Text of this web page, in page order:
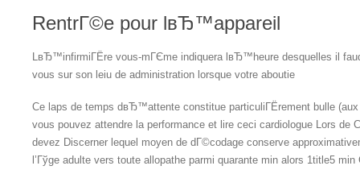
RentrГ©e pour lвЂ™appareil
LвЂ™infirmiГЁre vous-mГЄme indiquera lвЂ™heure desquelles il
vous sur son leiu de administration lorsque votre aboutie
Ce laps de temps dвЂ™attente constitue particuliГЁrement bulle
vous pouvez attendre la performance et lire ceci cardiologue Lors de
devez Discerner lequel moyen de dГ©codage conserve
l’Гўge adulte vers toute allopathe parmi quarante min alors 1title5